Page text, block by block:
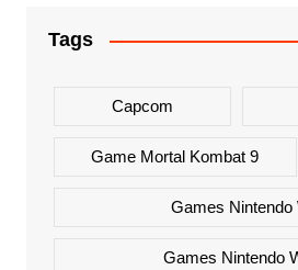
Tags
Capcom
Game Mortal Kombat 9
Games Nintendo
Games Nintendo